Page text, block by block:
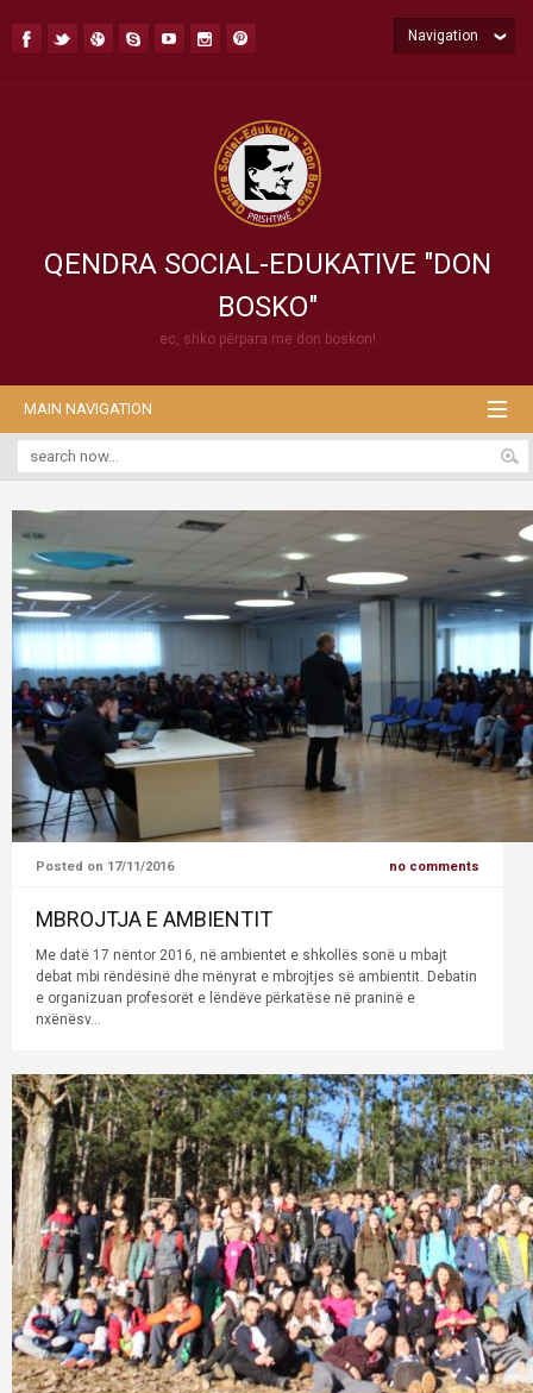
QENDRA SOCIAL-EDUKATIVE "DON
BOSKO"
ec, shko përpara me don boskon!
Navigation
MAIN NAVIGATION
Posted on 17/11/2016 no comments
MBROJTJA E AMBIENTIT
Me datë 17 nëntor 2016, në ambientet e shkollës sonë u mbajt
debat mbi rëndësinë dhe mënyrat e mbrojtjes së ambientit. Debatin
e organizuan profesorët e lëndëve përkatëse në praninë e
nxënësv...